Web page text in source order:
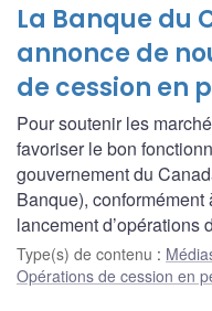
La Banque du
annonce de
de cession en
Pour soutenir les
favoriser le bon
gouvernement du
Banque),
lancement d’opérations
Type(s) de contenu :
Opérations de cession en